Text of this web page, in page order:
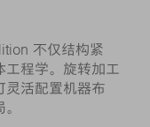
不仅结构紧
工程学。旋转加工
灵活配置机器布